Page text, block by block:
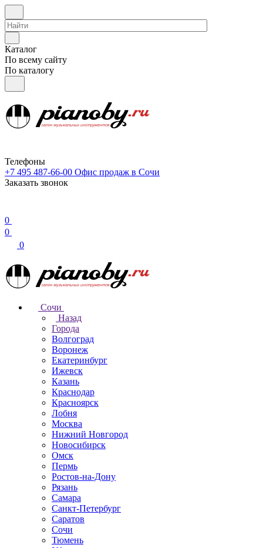
Каталог
По всему сайту
По каталогу
Телефоны
+7 495 487-66-00 Офис продаж в Сочи
Заказать звонок
0
0
0
Сочи
Назад
Города
Волгоград
Воронеж
Екатеринбург
Ижевск
Казань
Краснодар
Красноярск
Лобня
Москва
Нижний Новгород
Новосибирск
Омск
Пермь
Ростов-на-Дону
Рязань
Самара
Санкт-Петербург
Саратов
Сочи
Тюмень